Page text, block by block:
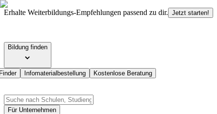
Erhalte Weiterbildungs-Empfehlungen passend zu dir. Jetzt starten!
Bildung finden
Infomaterialbestellung Kostenlose Beratung
Für Unternehmen